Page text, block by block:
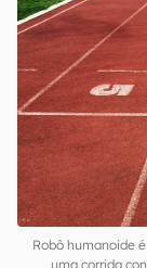
Robô humanoide
uma corrida